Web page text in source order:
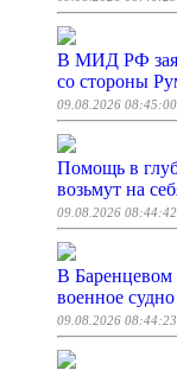
В МИД РФ
со стороны
09.08.2026 08:45:00
Помощь в
возьмут на
09.08.2026 08:44:42
В Баренцевом
военное судно
09.08.2026 08:44:23